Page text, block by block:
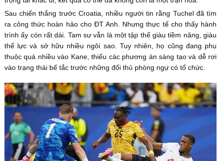
Sau chiến thắng trước Croatia, nhiều người tin rằng Tuchel đã tìm
ra công thức hoàn hảo cho ĐT Anh. Nhưng thực tế cho thấy hành
trình ấy còn rất dài. Tam sư vẫn là một tập thể giàu tiềm năng, giàu
thể lực và sở hữu nhiều ngôi sao. Tuy nhiên, họ cũng đang phụ
thuộc quá nhiều vào Kane, thiếu các phương án sáng tạo và dễ rơi
vào trạng thái bế tắc trước những đối thủ phòng ngự có tổ chức.